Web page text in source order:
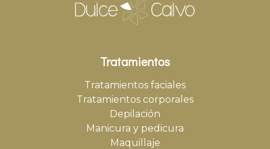
Tratamientos
Tratamientos faciales
Tratamientos corporales
Depilación
Manicura y pedicura
Maquillaje